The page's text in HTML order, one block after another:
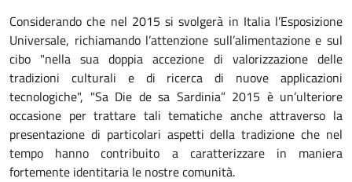
Considerando che nel 2015 si svolgerà in Italia l’Esposizione
Universale, richiamando l’attenzione sull’alimentazione e sul
cibo "nella sua doppia accezione di valorizzazione delle
tradizioni culturali e di ricerca di nuove applicazioni
tecnologiche", "Sa Die de sa Sardinia” 2015 è un’ulteriore
occasione per trattare tali tematiche anche attraverso la
presentazione di particolari aspetti della tradizione che nel
tempo hanno contribuito a caratterizzare in maniera
fortemente identitaria le nostre comunità.